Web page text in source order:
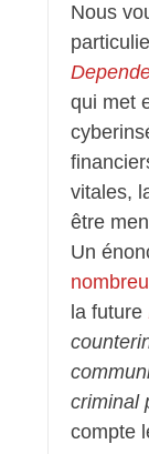
Nous
D
qui met
vitales,
être
Un
la future
criminal
compte